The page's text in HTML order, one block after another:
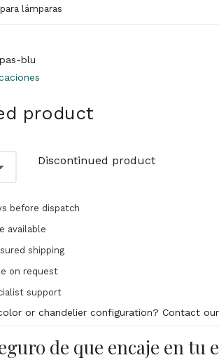
lámparas
blu
product
Discontinued product
before dispatch
available
shipping
on request
support
or chandelier configuration? Contact
de que encaje en tu